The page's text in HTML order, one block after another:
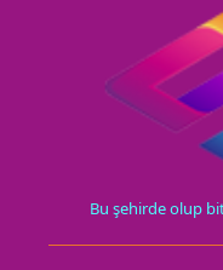
Bu şehirde olup